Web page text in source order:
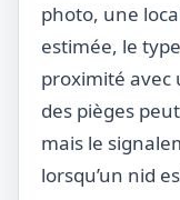
photo, une
estimée, le
proximité avec
des pièges
mais le
lorsqu’un nid